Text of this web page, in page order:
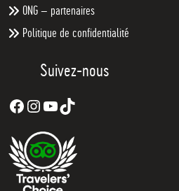
ONG – partenaires
Politique de confidentialité
Suivez-nous
Facebook
Instagram
YouTube
TikTok